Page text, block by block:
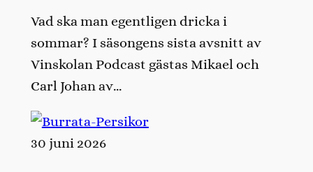
Vad ska man egentligen dricka i
sommar? I säsongens sista avsnitt av
Vinskolan Podcast gästas Mikael och
Carl Johan av…
30 juni 2026